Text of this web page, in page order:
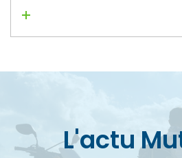
Lire la suite
L'actu